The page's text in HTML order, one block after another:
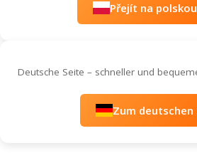
Přejít na
Deutsche Seite – schneller und
Zum deutschen